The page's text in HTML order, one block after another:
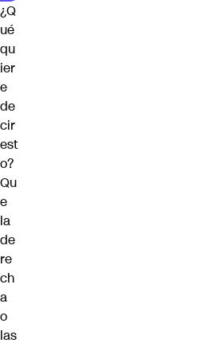
¿Q
ué
qu
ier
e
de
cir
est
o?
Qu
e
la
de
re
ch
a
o
las